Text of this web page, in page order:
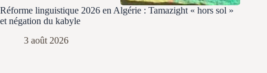
Réforme linguistique 2026 en Algérie : Tamazight « hors sol »
et négation du kabyle
3 août 2026